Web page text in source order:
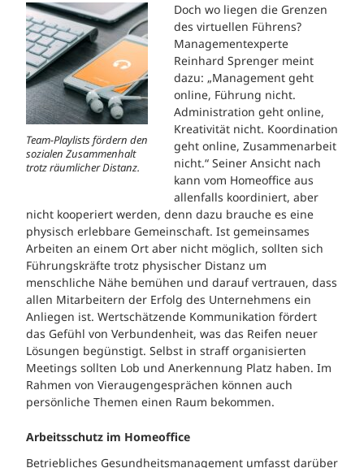
Team-Playlists fördern den
sozialen Zusammenhalt
trotz räumlicher Distanz.
Doch wo liegen die Grenzen
des virtuellen Führens?
Managementexperte
Reinhard Sprenger meint
dazu: „Management geht
online, Führung nicht.
Administration geht online,
Kreativität nicht. Koordination
geht online, Zusammenarbeit
nicht.“ Seiner Ansicht nach
kann vom Homeoffice aus
allenfalls koordiniert, aber
nicht kooperiert werden, denn dazu brauche es eine
physisch erlebbare Gemeinschaft. Ist gemeinsames
Arbeiten an einem Ort aber nicht möglich, sollten sich
Führungskräfte trotz physischer Distanz um
menschliche Nähe bemühen und darauf vertrauen, dass
allen Mitarbeitern der Erfolg des Unternehmens ein
Anliegen ist. Wertschätzende Kommunikation fördert
das Gefühl von Verbundenheit, was das Reifen neuer
Lösungen begünstigt. Selbst in straff organisierten
Meetings sollten Lob und Anerkennung Platz haben. Im
Rahmen von Vieraugengesprächen können auch
persönliche Themen einen Raum bekommen.
Arbeitsschutz im Homeoffice
Betriebliches Gesundheitsmanagement umfasst darüber